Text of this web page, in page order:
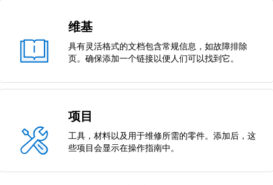
维基
具有灵活格式的文档包含常规信息，如故障排除
页。确保添加一个链接以便人们可以找到它。
项目
工具，材料以及用于维修所需的零件。添加后，这
些项目会显示在操作指南中。